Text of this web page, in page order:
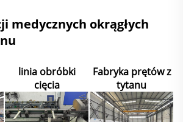
medycznych okrągłych
linia obróbki
cięcia
Fabryka prętów z
tytanu